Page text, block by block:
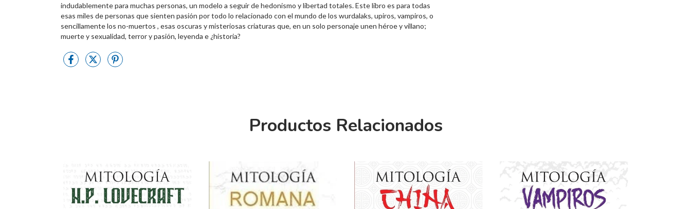
indudablemente para muchas personas, un modelo a seguir de hedonismo y libertad totales. Este libro es para todas
esas miles de personas que sienten pasión por todo lo relacionado con el mundo de los wurdalaks, upiros, vampiros, o
sencillamente los no-muertos , esas oscuras y misteriosas criaturas que, en un solo personaje unen héroe y villano;
muerte y sexualidad, terror y pasión, leyenda e ¿historia?
Productos Relacionados